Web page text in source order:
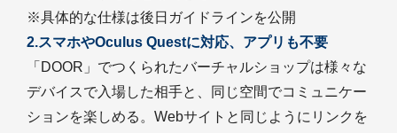
※具体的な仕様は後日ガイドラインを公開
2.スマホやOculus Questに対応、アプリも不要
「DOOR」でつくられたバーチャルショップは様々な
デバイスで入場した相手と、同じ空間でコミュニケー
ションを楽しめる。Webサイトと同じようにリンクを